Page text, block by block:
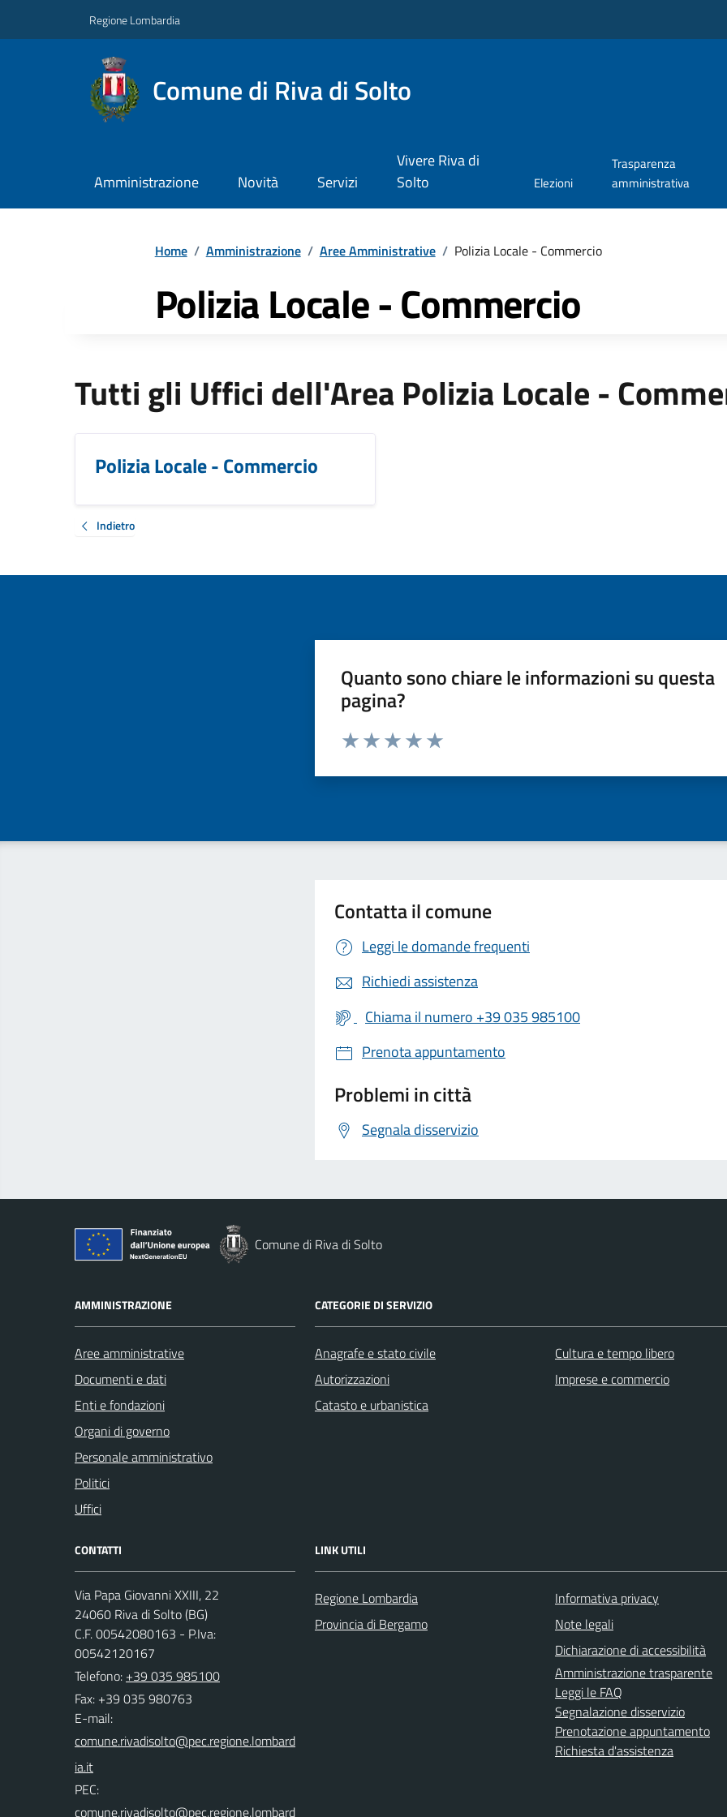
Regione Lombardia
Comune di Riva di Solto
Amministrazione Novità Servizi
Vivere Riva di
Solto
Elezioni
Trasparenza
amministrativa
Home / Amministrazione / Aree Amministrative / Polizia Locale - Commercio
Polizia Locale - Commercio
Tutti gli Uffici dell'Area Polizia Locale -
Polizia Locale - Commercio
Indietro
Quanto sono chiare le informazioni su questa
pagina?
Valuta da 1 a 5 stelle la pagina
Contatta il comune
Leggi le domande frequenti
Richiedi assistenza
Chiama il numero +39 035 985100
Prenota appuntamento
Problemi in città
Segnala disservizio
Comune di Riva di Solto
AMMINISTRAZIONE
Aree amministrative
Documenti e dati
Enti e fondazioni
Organi di governo
Personale amministrativo
Politici
Uffici
CATEGORIE DI SERVIZIO
Anagrafe e stato civile
Autorizzazioni
Catasto e urbanistica
Cultura e tempo libero
Imprese e commercio
CONTATTI
Via Papa Giovanni XXIII, 22
24060 Riva di Solto (BG)
C.F. 00542080163 - P.Iva:
00542120167
Telefono: +39 035 985100
Fax: +39 035 980763
E-mail:
PEC:
LINK UTILI
Regione Lombardia
Provincia di Bergamo
Informativa privacy
Note legali
Dichiarazione di accessibilità
Amministrazione trasparente
Leggi le FAQ
Segnalazione disservizio
Prenotazione appuntamento
Richiesta d'assistenza